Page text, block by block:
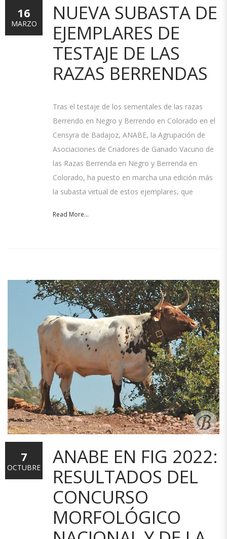
NUEVA SUBASTA DE
EJEMPLARES DE
TESTAJE DE LAS
RAZAS BERRENDAS
Tras el testaje de los sementales de las razas
Berrendo en Negro y Berrendo en Colorado en el
Censyra de Badajoz, ANABE, la Agrupación de
Asociaciones de Criadores de Ganado Vacuno de
las Razas Berrenda en Negro y Berrenda en
Colorado, ha puesto en marcha una edición más
la subasta virtual de estos ejemplares, que
Read More...
16
MARZO
ANABE EN FIG 2022:
RESULTADOS DEL
CONCURSO
MORFOLÓGICO
7
OCTUBRE